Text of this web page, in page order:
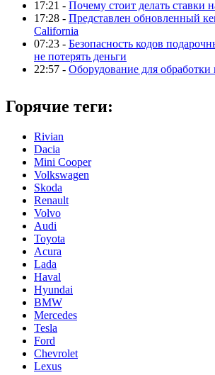
17:21 - Почему стоит делать ставки
17:28 - Представлен обновленный
California
07:23 - Безопасность кодов
не потерять деньги
22:57 - Оборудование для обработки
Горячие теги:
Rivian
Dacia
Mini Cooper
Volkswagen
Skoda
Renault
Volvo
Audi
Toyota
Acura
Lada
Haval
Hyundai
BMW
Mercedes
Tesla
Ford
Chevrolet
Lexus